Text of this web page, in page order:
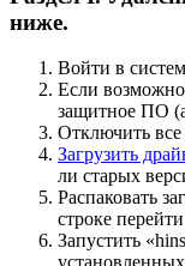
ниже.
Войти в
Если
защитное ПО
Отключить
Загрузить
ли старых
Распаковать
строке
Запустить